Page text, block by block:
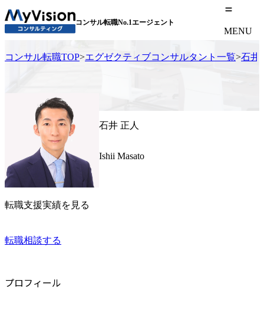
コンサル転職No.1エージェント
MENU
コンサル転職TOP>エグゼクティブコンサルタント一覧>石井
石井 正人
Ishii Masato
プロフィール
転職支援実績を見る
転職相談する